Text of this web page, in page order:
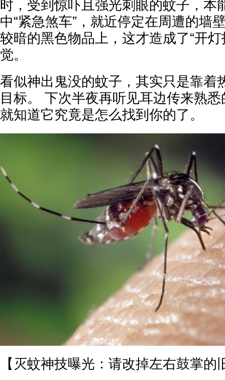
时，受到惊吓且强光刺眼的蚊子，本
中“紧急煞车”，就近停定在周遭的墙
较暗的黑色物品上，这才造成了“开
觉。
看似神出鬼没的蚊子，其实只是靠着
目标。 下次半夜再听见耳边传来熟
就知道它究竟是怎么找到你的了。
【灭蚊神技曝光：请改掉左右鼓掌的